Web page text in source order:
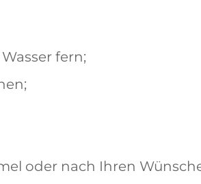
fern;
oder nach Ihren